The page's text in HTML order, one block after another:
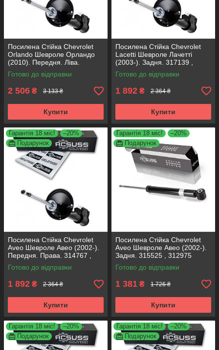
Посилена Стійка Chevrolet
Orlando Шевроле Орландо
(2010). Передня. Ліва.
315471 , 339374 KOREA
Аксусс!
Готово до відправки
2 506 ₴ 3 133 ₴
Купити
Посилена Стійка Chevrolet
Lacetti Шевроле Лачетті
(2003-). Задня. 317139 ,
313468 KOREA Аксусс!
Готово до відправки
1 892 ₴ 2 364 ₴
Купити
Гарантія 18 міс!
–20%
Подарунок
Посилена Стійка Chevrolet
Aveo Шевроле Авео (2002-).
Передня. Права. 314767 ,
333417 KOREA Аксусс!
Готово до відправки
1 892 ₴ 2 364 ₴
Купити
Гарантія 18 міс!
–20%
Подарунок
Посилена Стійка Chevrolet
Aveo Шевроле Авео (2002-).
Задня. 315525 , 312975
KOREA Аксусс!
Готово до відправки
1 381 ₴ 1 726 ₴
Купити
Гарантія 18 міс!
–20%
Подарунок
Гарантія 18 міс!
–20%
Подарунок